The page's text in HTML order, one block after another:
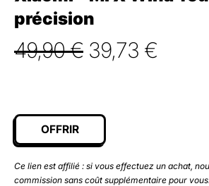
précision
49,90€ Le
était :
49,90 €.
39,73 €
OFFRIR
Ce lien est affilié : si vous effectuez un achat,
commission sans coût supplémentaire pour vous.